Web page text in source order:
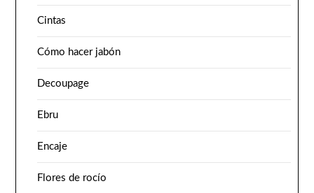
Cintas
Cómo hacer jabón
Decoupage
Ebru
Encaje
Flores de rocío